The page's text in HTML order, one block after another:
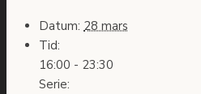
Datum: 28 mars
Tid:
16:00 - 23:30
Serie: